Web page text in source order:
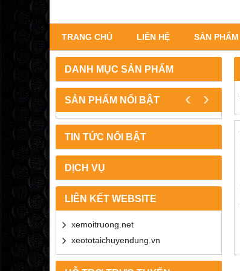
TRANG CHỦ LIÊN HỆ SẢN PHẨM
DANH MỤC SẢN PHẨM
SẢN PHẨM NỔI BẬT ‹ ›
TIN TỨC NỔI BẬT
DỊCH VỤ
LIÊN KẾT WEBSITE
xemoitruong.net
xeototaichuyendung.vn